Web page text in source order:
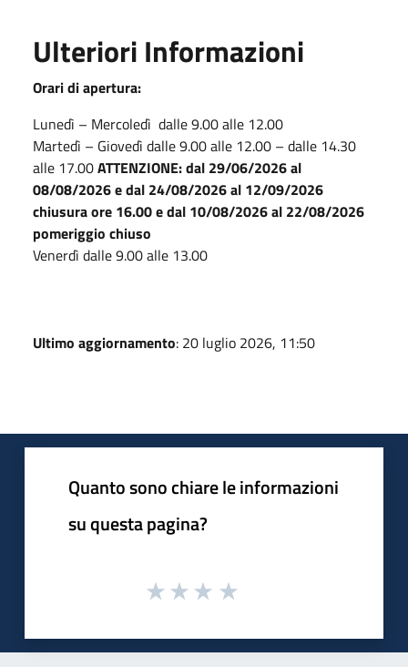
Ulteriori Informazioni
Orari di apertura:
Lunedì – Mercoledì dalle 9.00 alle 12.00
Martedì – Giovedì dalle 9.00 alle 12.00 – dalle 14.30
alle 17.00ATTENZIONE: dal 29/06/2026 al
08/08/2026 e dal 24/08/2026 al 12/09/2026
chiusura ore 16.00 e dal 10/08/2026 al 22/08/2026
pomeriggio chiuso
Venerdì dalle 9.00 alle 13.00
Ultimo aggiornamento: 20 luglio 2026, 11:50
Quanto sono chiare le informazioni
su questa pagina?